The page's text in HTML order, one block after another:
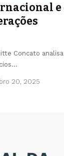
e
Concato
20, 2025